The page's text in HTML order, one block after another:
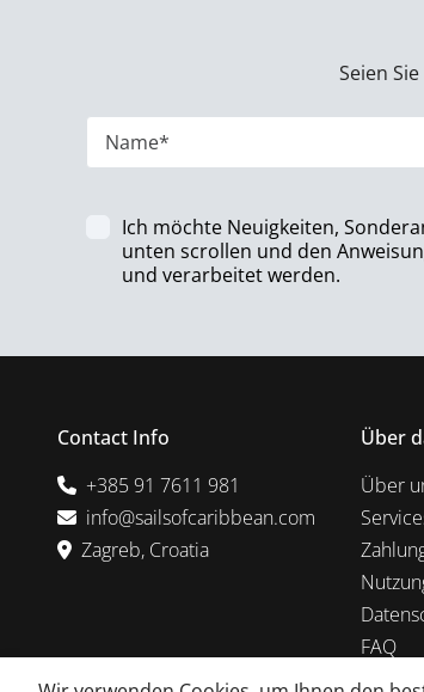
Seien
Ich möchte Neuigkeiten,
unten scrollen und den
und verarbeitet werden.
Contact Info
+385 91 7611 981
info@sailsofcaribbean.com
Zagreb, Croatia
Über
Über
FAQ